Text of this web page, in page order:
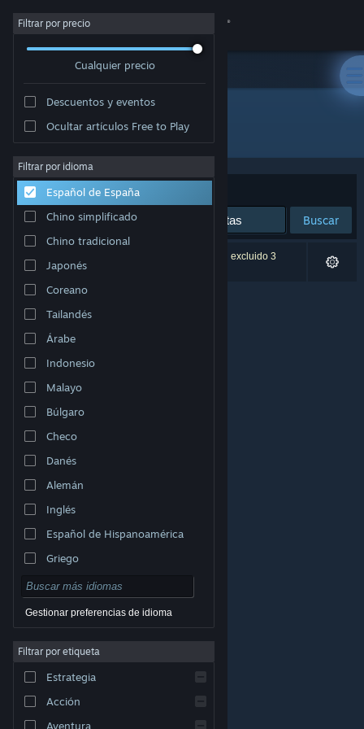
Iniciar sesión
Acerca de
Soporte
Cambiar idioma
Descargar Steam Mobile
Ver versión clásica
© Valve Corporation. Todos los derechos reservados.
respectivos dueños en EE. UU. y otros países.
Acuerdo de Suscriptor a Steam
Cookies
Filtrar por precio
Cualquier precio
Descuentos y eventos
Ocultar artículos Free to Play
Filtrar por idioma
Español de España
Chino simplificado
Chino tradicional
Japonés
Coreano
Tailandés
Árabe
Indonesio
Malayo
Búlgaro
Checo
Danés
Alemán
Inglés
Español de Hispanoamérica
Griego
Gestionar preferencias de idioma
Filtrar por etiqueta
Estrategia
Acción
Aventura
Desarrollador: HCGstudio
Ordenar por Relevancia
Buscar
0 resultados coinciden con la búsqueda. Se han excluido 3
títulos basándose en tus preferencias.